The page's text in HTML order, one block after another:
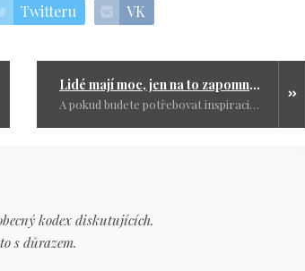
Twitteru VK
Lidé mají moc, jen na to zapomněli
A pokud budete potřebovat inspiraci, podívejte se na ten prknový obrázek ještě jednou. Já osobně si ho dávám jako tapetu na mobil.
kodex diskutujících.
s důrazem.